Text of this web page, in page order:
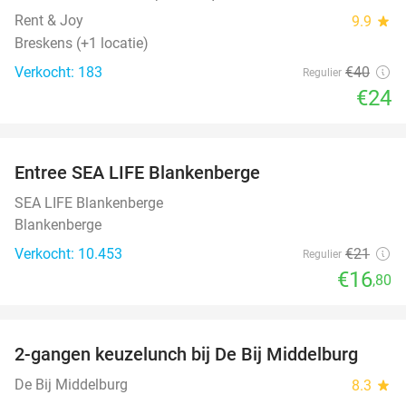
Rent & Joy 9.9 star
Breskens (+1 locatie)
Verkocht: 183
Regulier €40
€24
Entree SEA LIFE Blankenberge
SEA LIFE Blankenberge
Blankenberge
Verkocht: 10.453
Regulier €21
€16,80
42%
2-gangen keuzelunch bij De Bij Middelburg
De Bij Middelburg 8.3 star